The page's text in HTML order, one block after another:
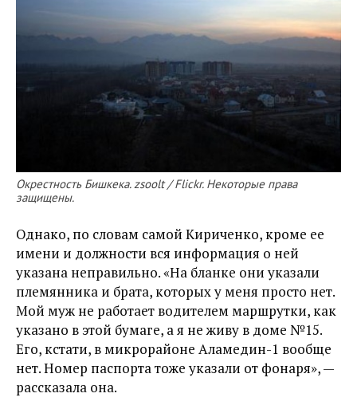
Окрестность Бишкека. zsoolt / Flickr. Некоторые права
защищены.
Однако, по словам самой Кириченко, кроме ее
имени и должности вся информация о ней
указана неправильно. «На бланке они указали
племянника и брата, которых у меня просто нет.
Мой муж не работает водителем маршрутки, как
указано в этой бумаге, а я не живу в доме №15.
Его, кстати, в микрорайоне Аламедин-1 вообще
нет. Номер паспорта тоже указали от фонаря», —
рассказала она.